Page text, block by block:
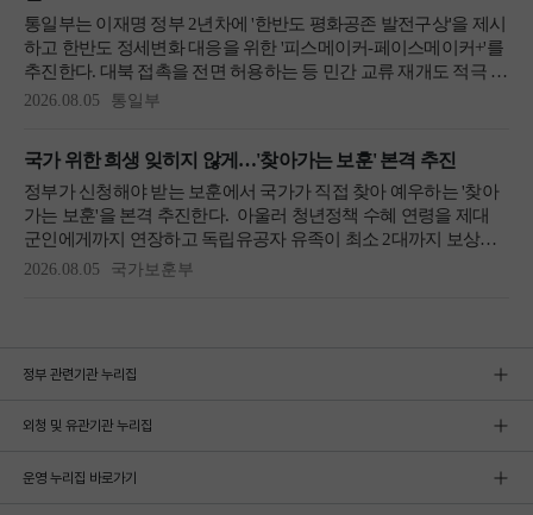
정부 관련기관 누리집
외청 및 유관기관 누리집
운영 누리집 바로가기